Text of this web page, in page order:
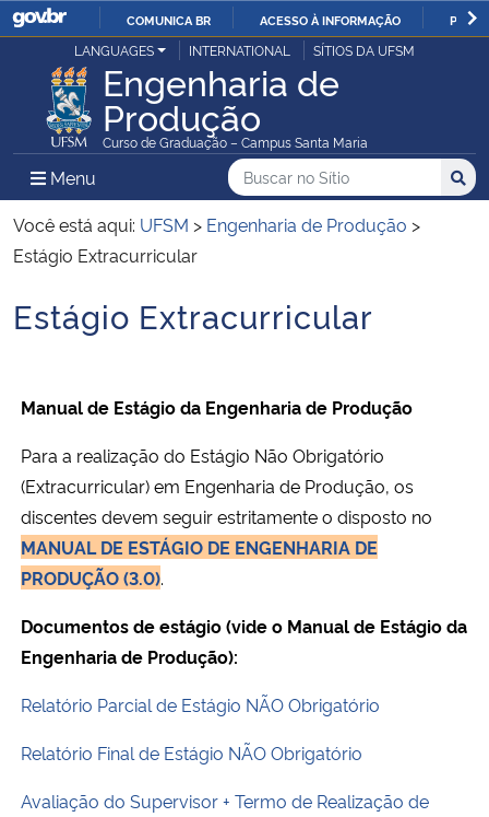
IR
PARA
O
CONTEÚDO
COMUNICA BR ACESSO À INFORMAÇÃO
Ministério da Justiça e Segurança Pública
Ministério da Defesa
Ministério das Relações Exteriores
Ministério da Infraestrutura
Ministério da Educação
Ministério da Cidadania
Ministério da Saúde
Ministério de Minas e Energia
Ministério do Turismo
LANGUAGES INTERNATIONAL SÍTIOS DA UFSM
Engenharia de
Produção
Curso de Graduação – Campus Santa Maria
Menu Menu Principal do Sítio
Busca
Buscar no no Sítio
Busca:
Você está aqui: UFSM > Engenharia de Produção >
Estágio Extracurricular
Início do conteúdo
Estágio Extracurricular
Manual de Estágio da Engenharia de Produção
Para a realização do Estágio Não Obrigatório
(Extracurricular) em Engenharia de Produção, os
discentes devem seguir estritamente o disposto no
MANUAL DE ESTÁGIO DE ENGENHARIA DE
PRODUÇÃO (3.0).
Documentos de estágio (vide o Manual de Estágio da
Engenharia de Produção):
Relatório Parcial de Estágio NÃO Obrigatório
Relatório Final de Estágio NÃO Obrigatório
Avaliação do Supervisor + Termo de Realização de